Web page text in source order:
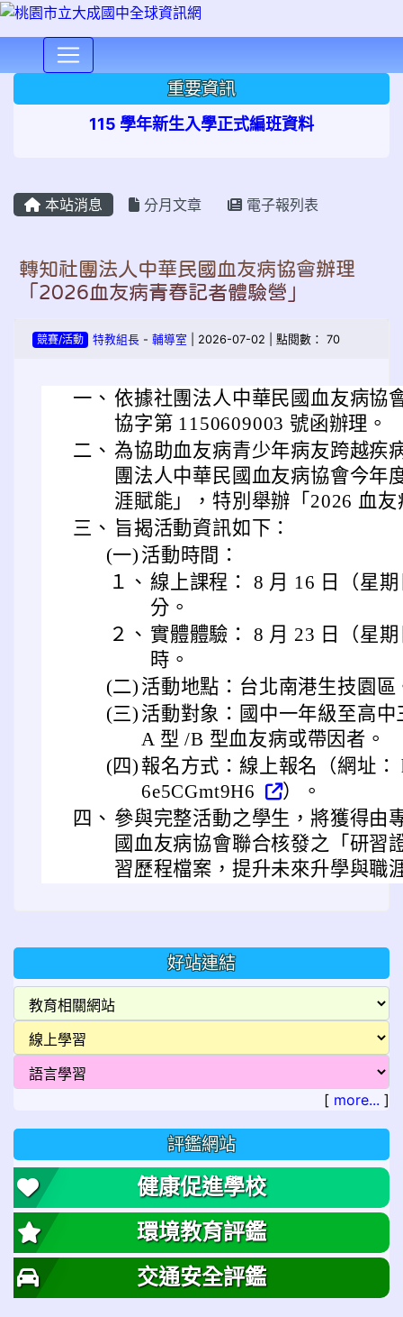
重要資訊
115 學年新生入學正式編班資料
本站消息 分月文章 電子報列表
轉知社團法人中華民國血友病協會辦理
「2026血友病青春記者體驗營」
競賽/活動 特教組長- 輔導室 | 2026-07-02 | 點閱數： 70
一、 依據社團法人中華民國血友病協
協字第 1150609003 號函辦理。
二、 為協助血友病青少年病友跨越疾
團法人中華民國血友病協會今年
涯賦能」，特別舉辦「2026 血
三、 旨揭活動資訊如下：
(一) 活動時間：
１、 線上課程： 8 月 16 日（星
分。
２、 實體體驗： 8 月 23 日（星
時。
(二) 活動地點：台北南港生技園區
(三) 活動對象：國中一年級至高
A 型 /B 型血友病或帶因者。
(四) 報名方式：線上報名（網址
6e5CGmt9H6
）。
四、 參與完整活動之學生，將獲得由
國血友病協會聯合核發之「研習
習歷程檔案，提升未來升學與職
好站連結
[ more... ]
評鑑網站
健康促進學校
環境教育評鑑
交通安全評鑑